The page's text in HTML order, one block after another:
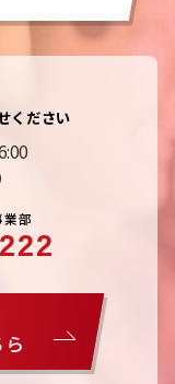
ください
業部